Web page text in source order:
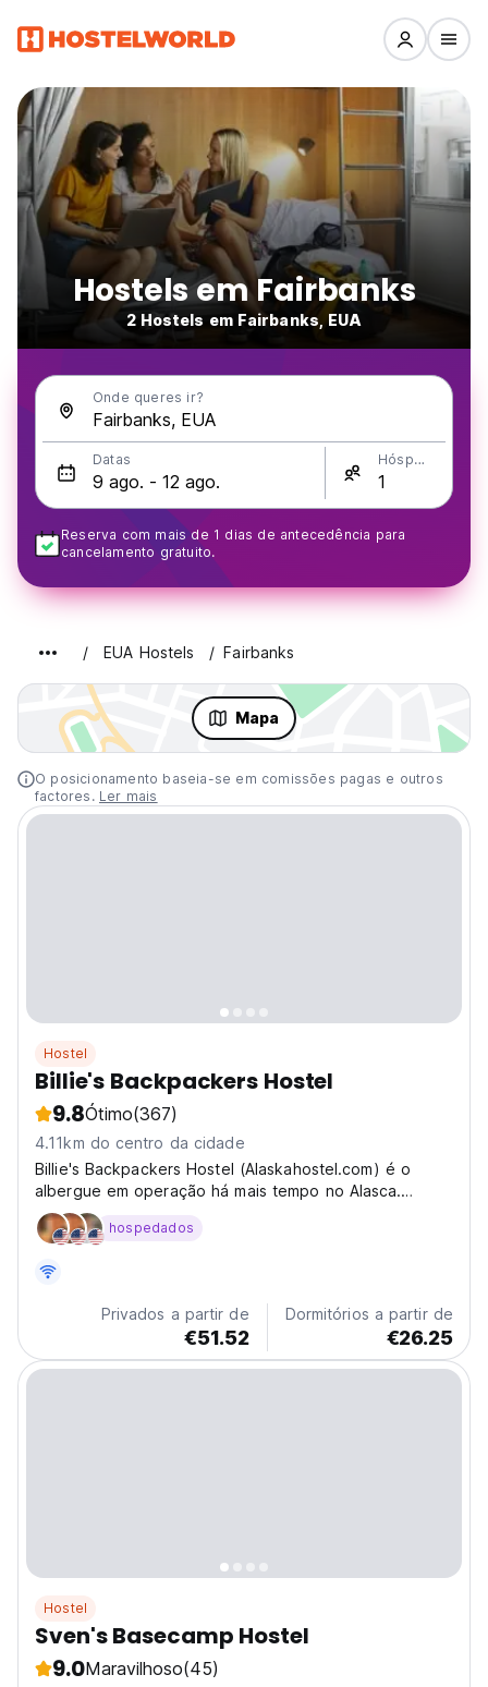
Hostels em Fairbanks
2 Hostels em Fairbanks, EUA
Onde queres ir?
Datas Hóspedes
Reserva com mais de 1 dias de antecedência para
cancelamento gratuito.
EUA Hostels Fairbanks
Mapa
O posicionamento baseia-se em comissões pagas e outros
factores. Ler mais
Hostel
Billie's Backpackers Hostel
9.8Ótimo(367)
4.11km do centro da cidade
Billie's Backpackers Hostel (Alaskahostel.com) é o
albergue em operação há mais tempo no Alasca.
Somos um Hostel familiar - nascido e criado em
Fairbanks. Billie's é um lugar maravilhosamente
começar...
hospedados
Privados a partir de
€51.52
Dormitórios a partir de
€26.25
Hostel
Sven's Basecamp Hostel
9.0Maravilhoso(45)